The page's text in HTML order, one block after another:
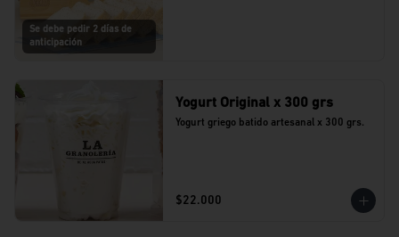
Se debe pedir 2 días de
anticipación
Yogurt Original x 300 grs
Yogurt griego batido artesanal x 300 grs.
$22.000